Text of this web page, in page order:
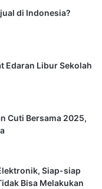
di Indonesia?
Edaran Libur Sekolah
Cuti Bersama 2025,
Siap-siap
Bisa Melakukan